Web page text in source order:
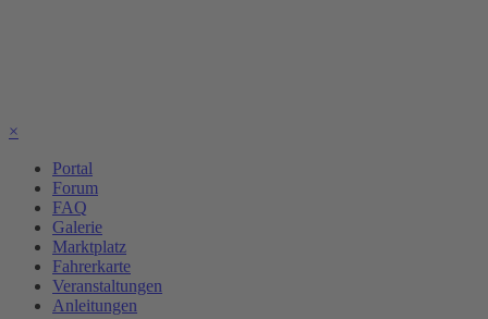
×
Portal
Forum
FAQ
Galerie
Marktplatz
Fahrerkarte
Veranstaltungen
Anleitungen